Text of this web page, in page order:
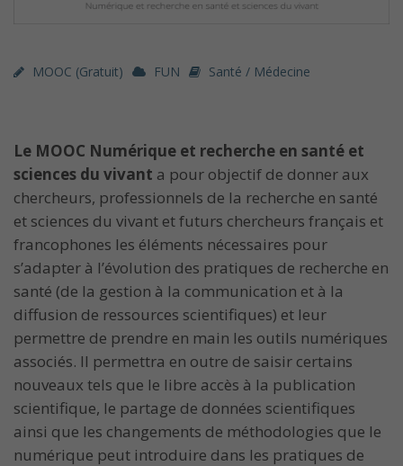
MOOC (gratuit) FUN Santé / Médecine
Le MOOC Numérique et recherche en santé et
sciences du vivant a pour objectif de donner aux
chercheurs, professionnels de la recherche en santé
et sciences du vivant et futurs chercheurs français et
francophones les éléments nécessaires pour
s’adapter à l’évolution des pratiques de recherche en
santé (de la gestion à la communication et à la
diffusion de ressources scientifiques) et leur
permettre de prendre en main les outils numériques
associés. Il permettra en outre de saisir certains
nouveaux tels que le libre accès à la publication
scientifique, le partage de données scientifiques
ainsi que les changements de méthodologies que le
numérique peut introduire dans les pratiques de